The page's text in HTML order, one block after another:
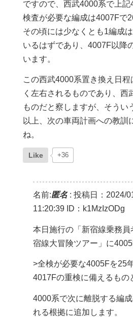
ですので、西武4000系で上
検査が必要な編成は4007Fで
その頃には少なくとも1編成
いるはずであり、4007F以降
います。
この西武4000系置き換え日
く左右されるものであり、西
ものだと察しますが、そうい
以上、次の車両計画への教訓
ね。
Like +36
名前:匿名: 投稿日：2024/
11:20:39 ID：k1MzIzODg
本日施行の「新宿線乗務
宿線大冒険ツアー」に
>全検が必要な4005Fを25
4017Fの重検に備えるもの
4000系で次に離脱する編
れる根拠に追加します。